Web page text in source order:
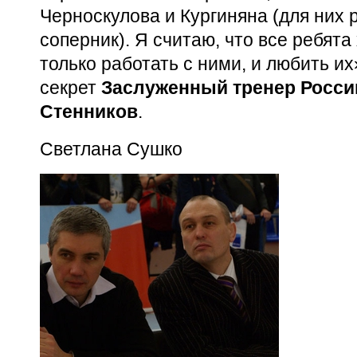
Черноскулова и Кургиняна (для них
соперник). Я считаю, что все
только работать с ними, и любить
секрет Заслуженный тренер
Стенников.
Светлана Сушко